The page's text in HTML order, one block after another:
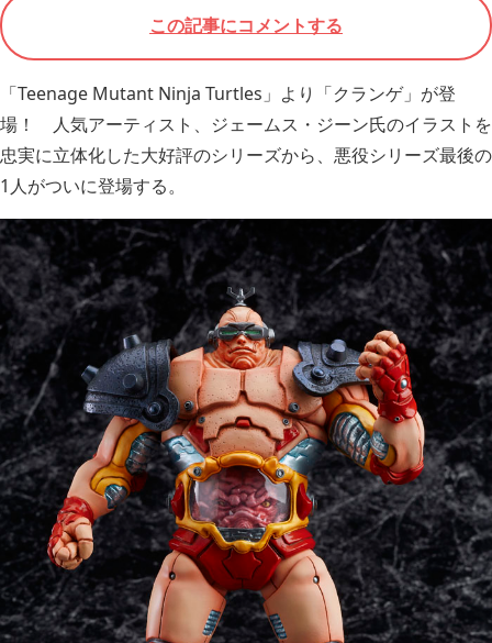
この記事にコメントする
「Teenage Mutant Ninja Turtles」より「クランゲ」が登
場！ 人気アーティスト、ジェームス・ジーン氏のイラストを
忠実に立体化した大好評のシリーズから、悪役シリーズ最後の
1人がついに登場する。